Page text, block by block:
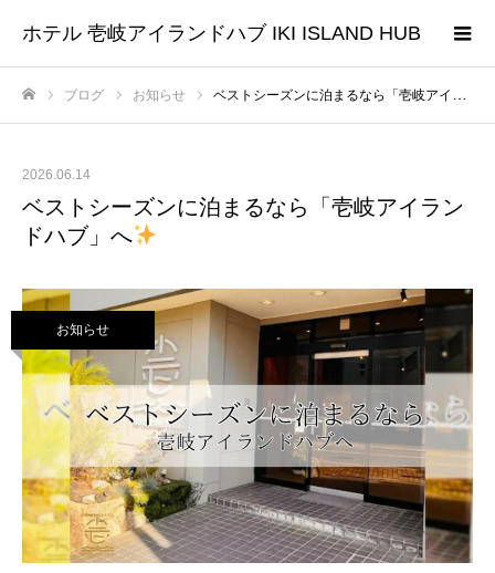
ホテル 壱岐アイランドハブ IKI ISLAND HUB
ブログ お知らせ ベストシーズンに泊まるなら「壱岐アイランドハブ」へ
2026.06.14
ベストシーズンに泊まるなら「壱岐アイラン
ドハブ」へ
お知らせ